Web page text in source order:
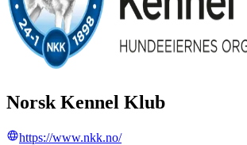
Norsk Kennel Klub
https://www.nkk.no/